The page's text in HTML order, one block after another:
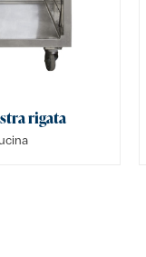
rigata